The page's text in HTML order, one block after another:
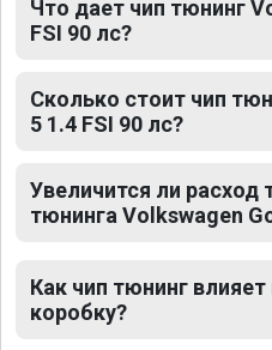
Что дает чип тюнинг
FSI 90 лс?
Сколько стоит чип
5 1.4 FSI 90 лс?
Увеличится ли расход
тюнинга Volkswagen
Как чип тюнинг влияет
коробку?